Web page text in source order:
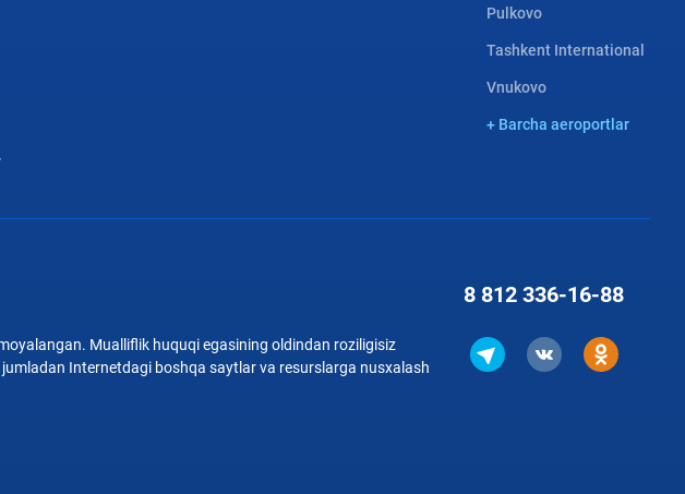
Pulkovo
Tashkent International
Vnukovo
+ Barcha aeroportlar
Mualliflik huquqi egasining oldindan roziligisiz
Internetdagi boshqa saytlar va resurslarga nusxalash
8 812 336-16-88